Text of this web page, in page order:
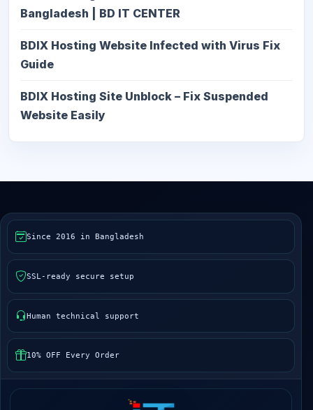
Bangladesh | BD IT CENTER
BDIX Hosting Website Infected with Virus Fix
Guide
BDIX Hosting Site Unblock – Fix Suspended
Website Easily
Since 2016 in Bangladesh
SSL-ready secure setup
Human technical support
10% OFF Every Order